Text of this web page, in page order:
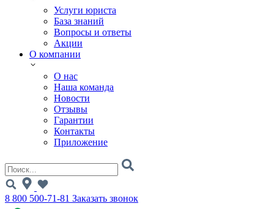
Услуги юриста
База знаний
Вопросы и ответы
Акции
О компании
О нас
Наша команда
Новости
Отзывы
Гарантии
Контакты
Приложение
8 800 500-71-81 Заказать звонок